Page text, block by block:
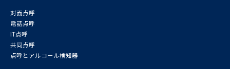
対面点呼
電話点呼
IT点呼
共同点呼
点呼とアルコール検知器